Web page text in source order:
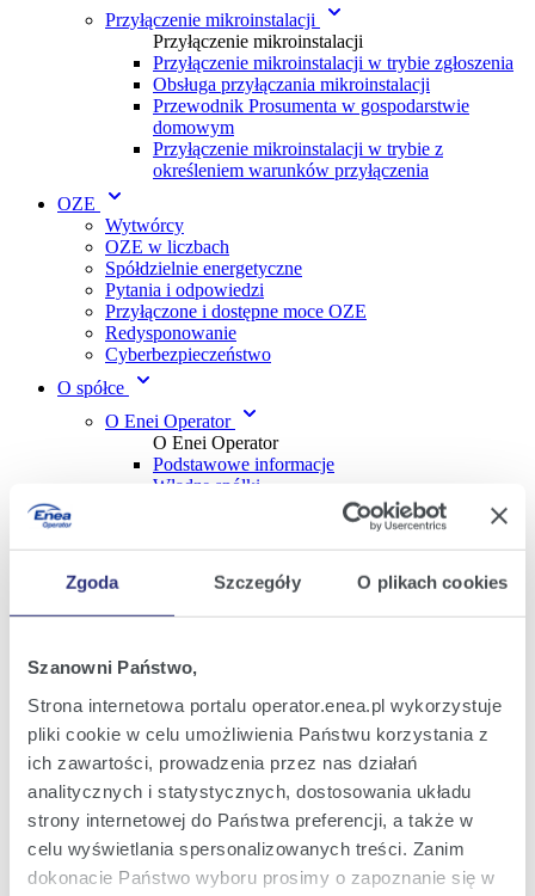
Zgoda Szczegóły O plikach cookies
Szanowni Państwo,
Strona internetowa portalu operator.enea.pl wykorzystuje
pliki cookie w celu umożliwienia Państwu korzystania z
ich zawartości, prowadzenia przez nas działań
analitycznych i statystycznych, dostosowania układu
strony internetowej do Państwa preferencji, a także w
celu wyświetlania spersonalizowanych treści. Zanim
dokonacie Państwo wyboru prosimy o zapoznanie się w
Przyłączenie mikroinstalacji
Przyłączenie mikroinstalacji
Przyłączenie mikroinstalacji w trybie zgłoszenia
Obsługa przyłączania mikroinstalacji
Przewodnik Prosumenta w gospodarstwie
domowym
Przyłączenie mikroinstalacji w trybie z
określeniem warunków przyłączenia
OZE
Wytwórcy
OZE w liczbach
Spółdzielnie energetyczne
Pytania i odpowiedzi
Przyłączone i dostępne moce OZE
Redysponowanie
Cyberbezpieczeństwo
O spółce
O Enei Operator
O Enei Operator
Podstawowe informacje
Władze spółki
Innowacje w Enei Operator
Kariera w Enei Operator
Teczka prasowa
Sponsoring
Zasady wykonywania lotów dronami
Raporty
Zgłaszanie naruszeń
Inwestycje
Dla wykonawców
Dla wykonawców
Wykaz Wykonawców Wykwalifikowanych